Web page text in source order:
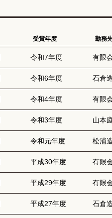
受賞年度 勤務
令和7年度 有限
令和6年度 石倉
令和4年度 有限
令和3年度 山本
令和元年度 松浦
平成30年度 有限
平成29年度 有限
平成27年度 石倉